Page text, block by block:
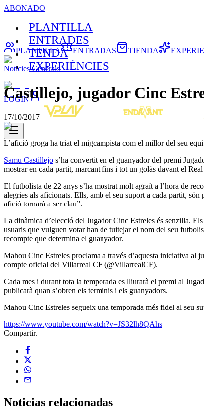
ABONADO
PLANTILLA
ENTRADES
TENDA
EXPERIÈNCIES
LOGIN
PLANTILLA ENTRADAS TIENDA
Noticies Generals
Castillejo, jugador Cinc
17/10/2017
L’afició groga ha triat el migcampista com el millor del seu
Samu Castillejo s’ha convertit en el guanyador del premi
mostrar en cada partit, marcant fins i tot un golàs davant el
El futbolista de 22 anys s’ha mostrat molt agraït a l’hora de
alegries als aficionats. Ells, amb el seu suport a cada partit,
afició tornarà a ser clau”.
La dinàmica d’elecció del Jugador Cinc Estreles és senzilla.
usuaris que vulguen votar han de tuitejar el nom del seu
recompte que determina el guanyador.
Mahou Cinc Estreles proclama a través d’aquesta iniciativa al
compte oficial del Villarreal CF (@VillarrealCF).
Cada mes i durant tota la temporada es lliurarà el premi al
publicarà quan s’obren els terminis i els guanyadors.
Mahou Cinc Estreles segueix una temporada més fidel al seu
https://www.youtube.com/watch?v=JS32lh8QAhs
Compartir.
Noticias relacionadas